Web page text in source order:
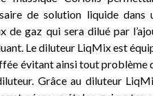
de solution liquide dans
de gaz qui sera dilué par
Le diluteur LiqMix est
évitant ainsi tout problème
Grâce au diluteur